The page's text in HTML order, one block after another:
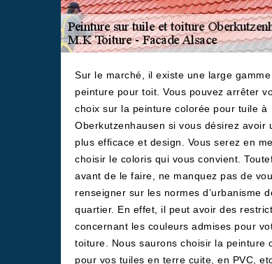
Sur le marché, il existe une large
peinture pour toit. Vous pouvez arrêter
choix sur la peinture colorée pour tuile à
Oberkutzenhausen si vous désirez avoir
plus efficace et design. Vous serez en
choisir le coloris qui vous convient.
avant de le faire, ne manquez pas de
renseigner sur les normes d’urbanisme
quartier. En effet, il peut avoir des
concernant les couleurs admises pour
toiture. Nous saurons choisir la peinture
pour vos tuiles en terre cuite, en PVC,